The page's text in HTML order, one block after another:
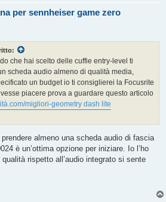
per sennheiser game zero
che hai scelto delle cuffie entry-level ti
scheda audio almeno di qualità media,
un budget io ti consiglierei la Focusrite
piacere prova a guardare questo articolo
migliori-geometry dash lite
almeno una scheda audio di fascia
è un’ottima opzione per iniziare. Io l’ho
rispetto all’audio integrato si sente